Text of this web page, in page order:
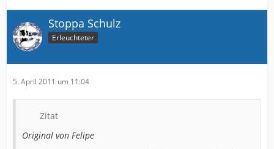
Stoppa Schulz
Erleuchteter
5. April 2011 um 11:04
Zitat
Original von Felipe